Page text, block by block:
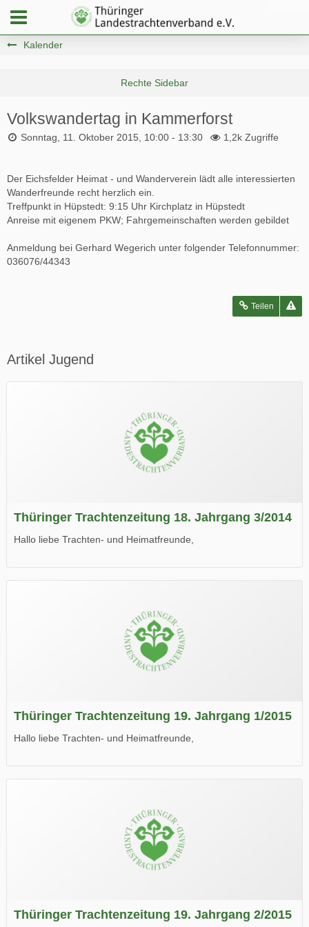
Kalender
Volkswandertag in Kammerforst
Sonntag, 11. Oktober 2015, 10:00 - 13:30 1,2k Zugriffe
Der Eichsfelder Heimat - und Wanderverein lädt alle interessierten
Wanderfreunde recht herzlich ein.
Treffpunkt in Hüpstedt: 9:15 Uhr Kirchplatz in Hüpstedt
Anreise mit eigenem PKW; Fahrgemeinschaften werden gebildet
Anmeldung bei Gerhard Wegerich unter folgender Telefonnummer:
036076/44343
Teilen
Artikel Jugend
Thüringer Trachtenzeitung 18. Jahrgang 3/2014
Hallo liebe Trachten- und Heimatfreunde,
Wir wünschen Euch viel Spaß beim Lesen.
Thüringer Trachtenzeitung 19. Jahrgang 1/2015
Hallo liebe Trachten- und Heimatfreunde,
Wir wünschen Euch viel Spaß beim Lesen.
Thüringer Trachtenzeitung 19. Jahrgang 2/2015